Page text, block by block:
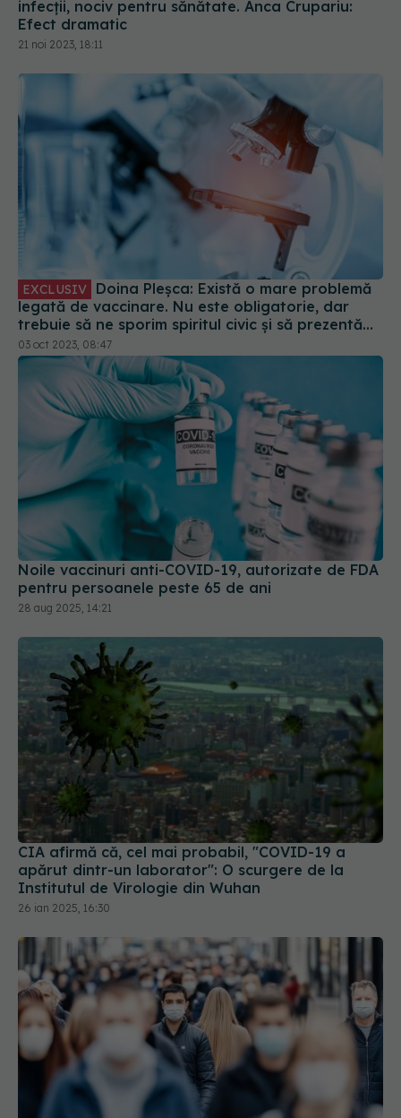
legată de vaccinare. Nu este obligatorie, dar
trebuie să ne sporim spiritul civic și să prezentăm
corect minusurile și plusurile fiecărui vaccin
03 oct 2023, 08:47
Noile vaccinuri anti-COVID-19, autorizate de FDA
pentru persoanele peste 65 de ani
28 aug 2025, 14:21
CIA afirmă că, cel mai probabil, "COVID-19 a
apărut dintr-un laborator": O scurgere de la
Institutul de Virologie din Wuhan
26 ian 2025, 16:30
Evoluția COVID-19 în România. Datele surpriză
care dau peste cap previziunile specialiștilor